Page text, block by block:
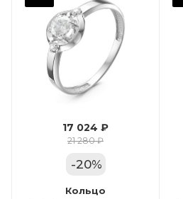
17 024 ₽
21 280 ₽
-20%
Кольцо
Вес драгметалла
Марка (бренд)
Дельта
Фианит
Цвет золота
КРАС
Местоположение: